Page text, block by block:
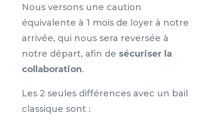
Nous versons une caution
équivalente à 1 mois de loyer à notre
arrivée, qui nous sera reversée à
notre départ, afin de sécuriser la
collaboration.
Les 2 seules différences avec un bail
classique sont :